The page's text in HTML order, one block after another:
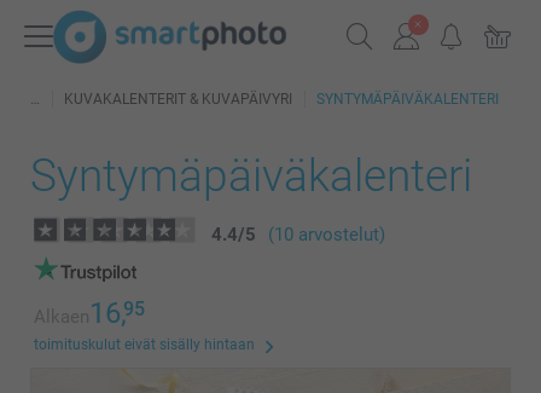
KUVAKALENTERIT & KUVAPÄIVYRI SYNTYMÄPÄIVÄKALENTERI
Syntymäpäiväkalenteri
4.4/5 (10 arvostelut)
Alkaen16,95
toimituskulut eivät sisälly hintaan